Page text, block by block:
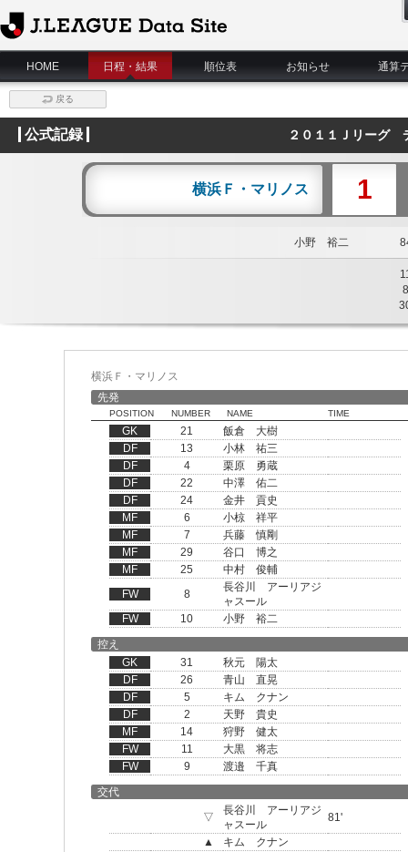
J.League Data Site
HOME
日程・結果 順位表 お知らせ 通算
戻る
公式記録 ２０１１Ｊリーグ
横浜Ｆ・マリノス 1
小野 裕二
8
横浜Ｆ・マリノス
先発
POSITION NUMBER NAME TIME
GK 21
飯倉 大樹
DF
13
小林 祐三
DF
4
栗原 勇蔵
DF
22
中澤 佑二
DF
24
金井 貢史
MF
6
小椋 祥平
MF
7
兵藤 慎剛
MF
29
谷口 博之
MF
25
中村 俊輔
FW
8
長谷川 アーリアジ
ャスール
FW
10
小野 裕二
控え
GK
31
秋元 陽太
DF
26
青山 直晃
DF
5
キム クナン
DF
2
天野 貴史
MF
14
狩野 健太
FW
11
大黒 将志
FW
9
渡邉 千真
交代
▽
長谷川 アーリアジ
ャスール
81'
▲
キム クナン